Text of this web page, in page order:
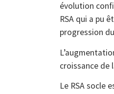
évolution
RSA qui a pu
progression
croissance de
Le RSA socle